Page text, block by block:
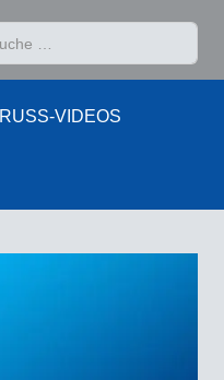
VIDEOS